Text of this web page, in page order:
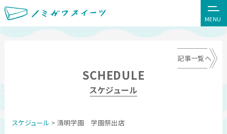
MENU
SCHEDULE
スケジュール
記事一覧へ
スケジュール > 清明学園 学園祭出店